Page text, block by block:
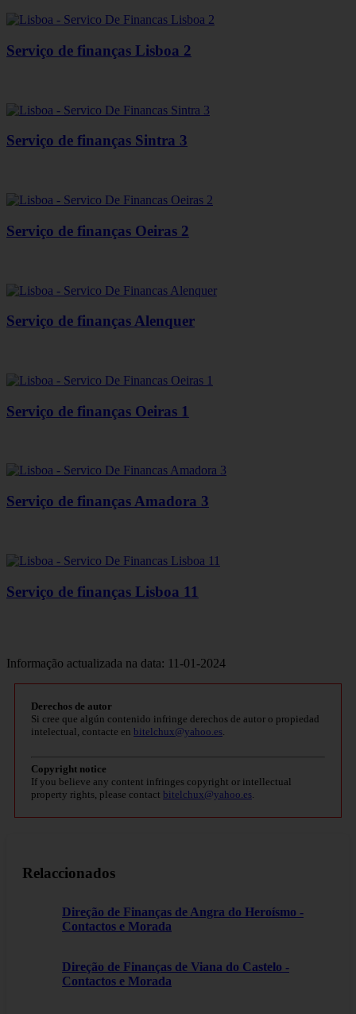
Serviço de finanças Lisboa 2
Serviço de finanças Sintra 3
Serviço de finanças Oeiras 2
Serviço de finanças Alenquer
Serviço de finanças Oeiras 1
Serviço de finanças Amadora 3
Serviço de finanças Lisboa 11
Informação actualizada na data: 11-01-2024
Derechos de autor
Si cree que algún contenido infringe derechos de autor o propiedad
intelectual, contacte en bitelchux@yahoo.es.
Copyright notice
If you believe any content infringes copyright or intellectual
property rights, please contact bitelchux@yahoo.es.
Relaccionados
Direção de Finanças de Angra do Heroísmo -
Contactos e Morada
Direção de Finanças de Viana do Castelo -
Contactos e Morada